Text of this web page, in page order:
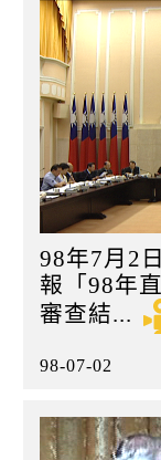
98年7月2
報「98年
審查結...
98-07-02